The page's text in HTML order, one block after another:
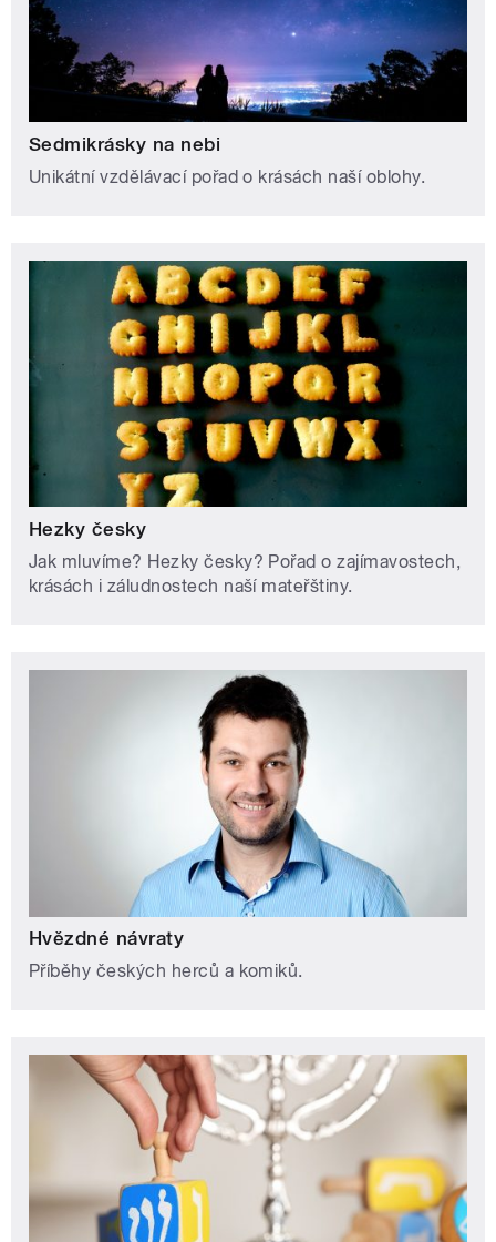
Sedmikrásky na nebi
Unikátní vzdělávací pořad o krásách naší oblohy.
Hezky česky
Jak mluvíme? Hezky česky? Pořad o zajímavostech,
krásách i záludnostech naší mateřštiny.
Hvězdné návraty
Příběhy českých herců a komiků.